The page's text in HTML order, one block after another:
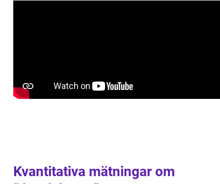
Kvantitativa mätningar om